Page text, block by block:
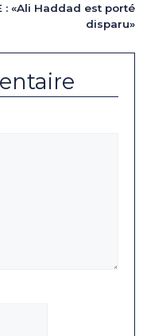
: «Ali Haddad est porté
disparu»